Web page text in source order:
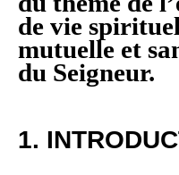
de vie
mutuelle et
du Seigneur.
1.